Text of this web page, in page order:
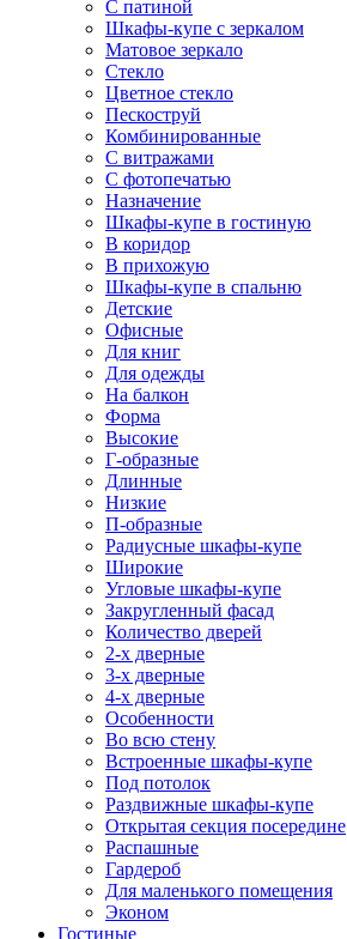
С патиной
Шкафы-купе с зеркалом
Матовое зеркало
Стекло
Цветное стекло
Пескоструй
Комбинированные
С витражами
С фотопечатью
Назначение
Шкафы-купе в гостиную
В коридор
В прихожую
Шкафы-купе в спальню
Детские
Офисные
Для книг
Для одежды
На балкон
Форма
Высокие
Г-образные
Длинные
Низкие
П-образные
Радиусные шкафы-купе
Широкие
Угловые шкафы-купе
Закругленный фасад
Количество дверей
2-х дверные
3-х дверные
4-х дверные
Особенности
Во всю стену
Встроенные шкафы-купе
Под потолок
Раздвижные шкафы-купе
Открытая секция посередине
Распашные
Гардероб
Для маленького помещения
Эконом
Гостиные